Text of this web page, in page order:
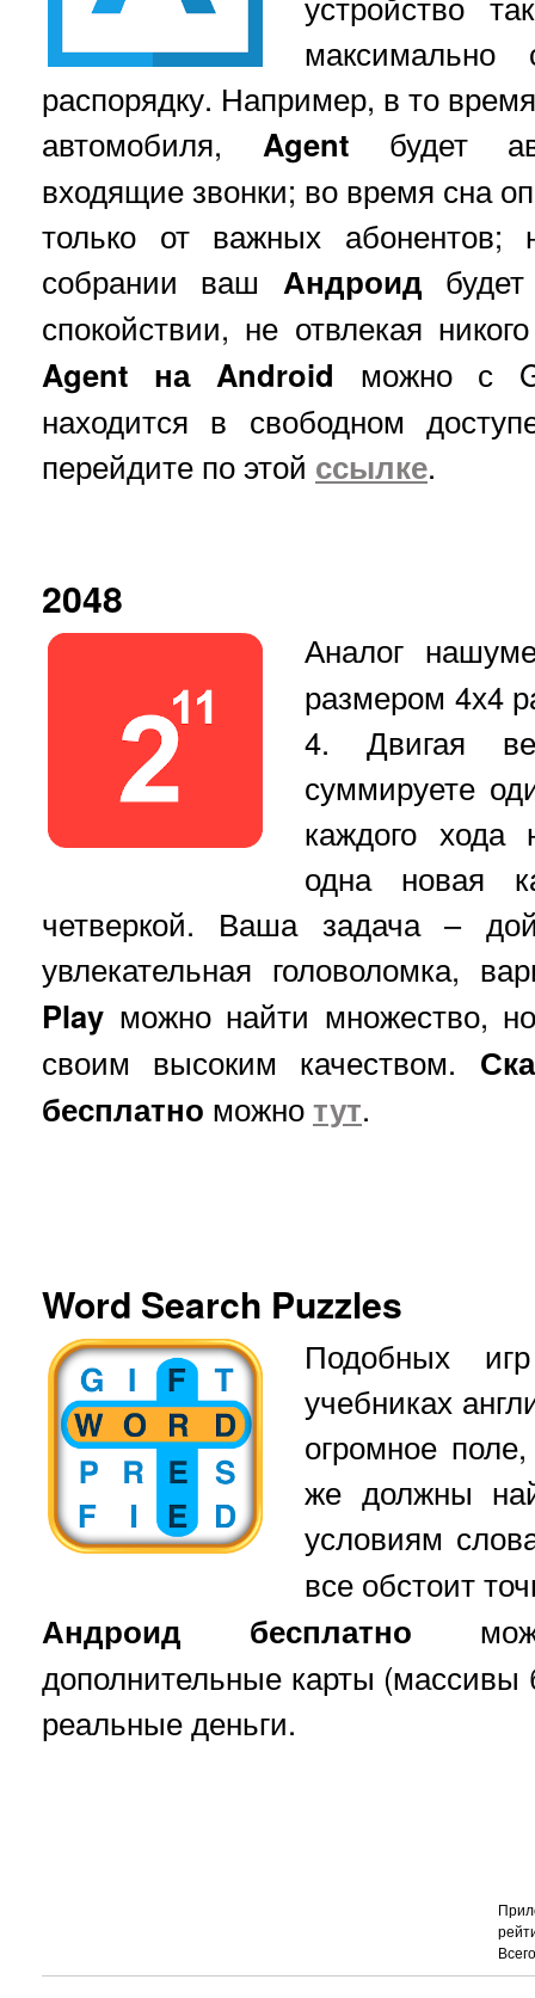
максимально
распорядку. Например, в то
автомобиля, Agentбудет
входящие звонки; во время сна
только от важных абонентов;
собрании ваш Андроид
спокойствии, не отвлекая
Agent на Android можно с
находится в свободном
перейдите по этой ссылке.
2048
Аналог
размером 4х4
4. Двигая
суммируете
каждого хода
одна новая
четверкой. Ваша задача –
увлекательная головоломка,
Play можно найти множество,
своим высоким качеством.
бесплатно можнотут.
Word Search Puzzles
Подобных
учебниках
огромное
же должны
условиям
все обстоит
Андроид бесплатно
дополнительные карты (массивы
реальные деньги.